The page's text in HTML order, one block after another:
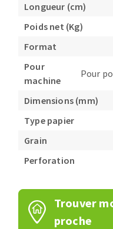
Forets métaux
Longueur (cm)
Poids net (Kg)
Format
Pour
machine
Pour
Dimensions (mm)
Type papier
Grain
Perforation
Trouver
proche